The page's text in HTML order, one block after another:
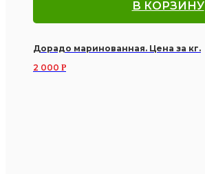
В КОРЗИНУ
Дорадо маринованная. Цена за кг.
2 000 Р